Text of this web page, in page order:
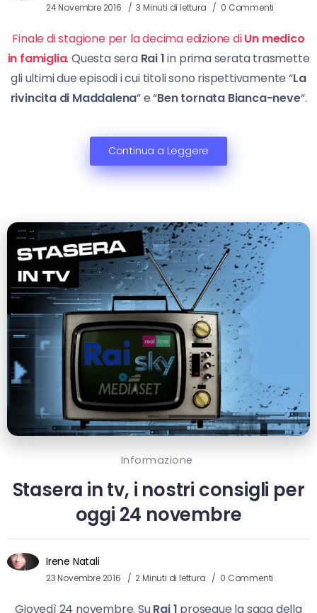
24 Novembre 2016 3 Minuti di lettura 0 Commenti
Finale di stagione per la decima edizione diUn medico
in famiglia. Questa sera Rai 1in prima serata trasmette
gli ultimi due episodi i cui titoli sono rispettivamente “La
rivincita di Maddalena” e “Ben tornata Bianca-neve“.
Continua a Leggere
Informazione
Stasera in tv, i nostri consigli per
oggi 24 novembre
Irene Natali
23 Novembre 2016 2 Minuti di lettura 0 Commenti
Giovedì 24 novembre. SuRai 1 prosegue la saga della